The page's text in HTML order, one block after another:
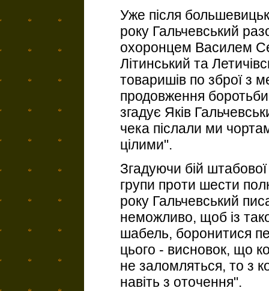
Уже після
року Гальчевський
охоронцем Василем
Літинський та
товаришів по зброї з
продовження
згадує Яків
чека післали ми
цілими".
Згадуючи бій штабової
групи проти шести
року Гальчевський
неможливо, щоб із
шабель, боронитися
цього - висновок, що
не заломляться, то з
навіть з оточення".